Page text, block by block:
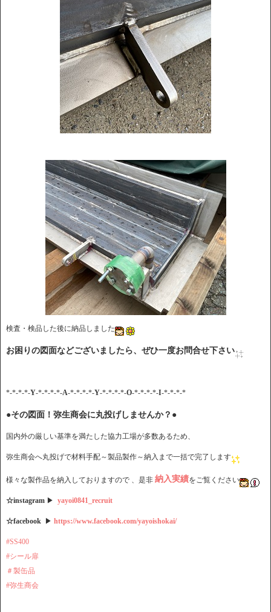
検査・検品した後に納品しました
お困りの図面などございましたら、ぜひ一度お問合せ下さい
*-*-*-*-Y-*-*-*-*-A-*-*-*-*-Y-*-*-*-*-O-*-*-*-*-I-*-*-*-*
●その図面！弥生商会に丸投げしませんか？●
国内外の厳しい基準を満たした協力工場が多数あるため、
弥生商会へ丸投げで材料手配～製品製作～納入まで一括で完了します
様々な製作品を納入しておりますので 、是非 納入実績をご覧ください
☆instagram ▶ yayoi0841_recruit
☆facebook ▶ https://www.facebook.com/yayoishokai/
#SS400
#シール扉
＃製缶品
#弥生商会